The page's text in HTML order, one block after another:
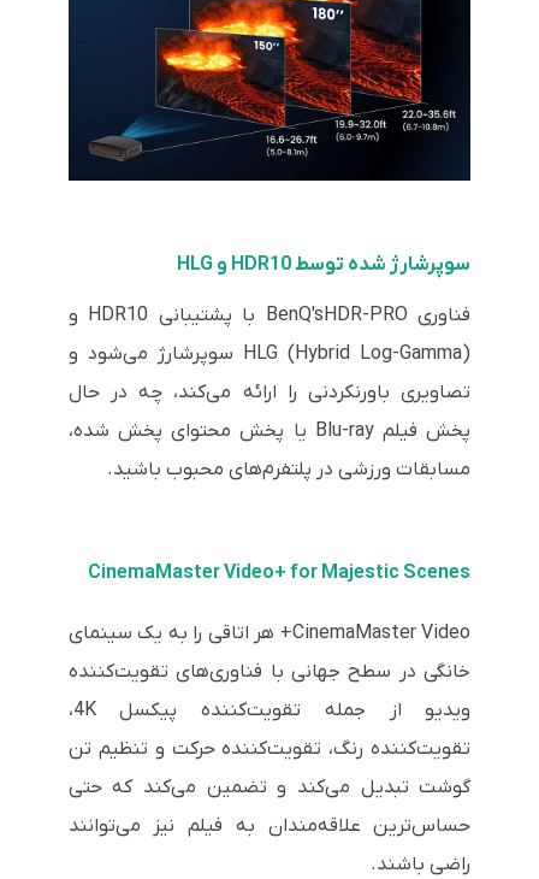
سوپرشارژ شده توسط HDR10 و HLG
فناوری BenQ'sHDR-PRO با پشتیبانی HDR10 و
HLG (Hybrid Log-Gamma) سوپرشارژ می‌شود و
تصاویری باورنکردنی را ارائه می‌کند، چه در حال
پخش فیلم Blu-ray یا پخش محتوای پخش شده،
مسابقات ورزشی در پلتفرم‌های محبوب باشید.
CinemaMaster Video+ for Majestic Scenes
CinemaMaster Video+ هر اتاقی را به یک سینمای
خانگی در سطح جهانی با فناوری‌های تقویت‌کننده
ویدیو از جمله تقویت‌کننده پیکسل 4K،
تقویت‌کننده رنگ، تقویت‌کننده حرکت و تنظیم تن
گوشت تبدیل می‌کند و تضمین می‌کند که حتی
حساس‌ترین علاقه‌مندان به فیلم نیز می‌توانند
راضی باشند.